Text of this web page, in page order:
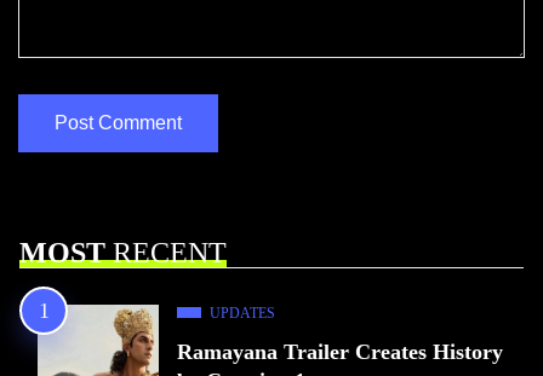
MOSTRECENT
UPDATES
Ramayana Trailer Creates History